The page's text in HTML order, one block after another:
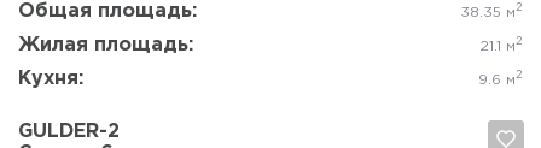
Общая площадь: 38.35 м 2
Жилая площадь: 21.1 м 2
Кухня: 9.6 м 2
GULDER-2